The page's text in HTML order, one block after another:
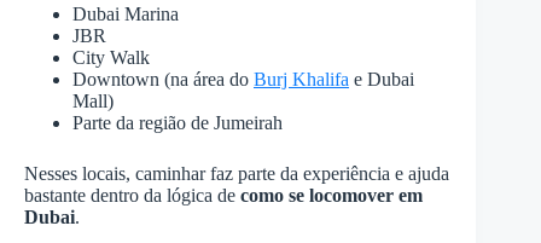
Dubai Marina
JBR
City Walk
Downtown (na área do Burj Khalifa e Dubai
Mall)
Parte da região de Jumeirah
Nesses locais, caminhar faz parte da experiência e ajuda
bastante dentro da lógica de como se locomover em
Dubai.